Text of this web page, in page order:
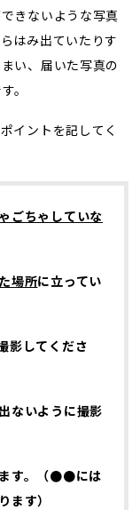
きないような写真
はみ出ていたりす
い、届いた写真の
。
イントを記してく
ごちゃしていな
場所に立ってい
影してくださ
ないように撮影
す。（●●には
ます）